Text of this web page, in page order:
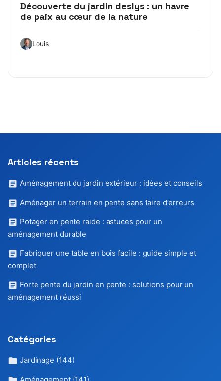
Découverte du jardin deslys : un havre
de paix au cœur de la nature
Louis
Articles récents
Aménagement du jardin extérieur : idées et conseils
Aménager un terrain en pente sans faire d’erreurs
Potager en pente raide : astuces pour un
aménagement durable
Fabriquer une table en bois facile : guide simple et
complet
Forte pente du jardin en pente : solutions pour un
aménagement réussi
Catégories
Jardinage (144)